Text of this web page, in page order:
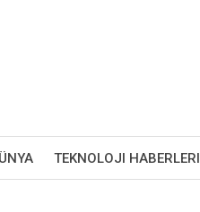
TEKNOLOJI HABERLERI